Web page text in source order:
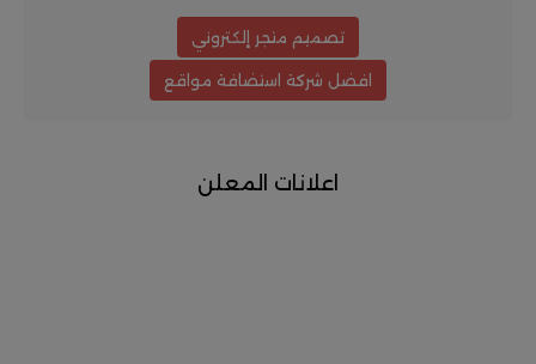
تصميم متجر إلكتروني
افضل شركة استضافة مواقع
اعلانات المعلن